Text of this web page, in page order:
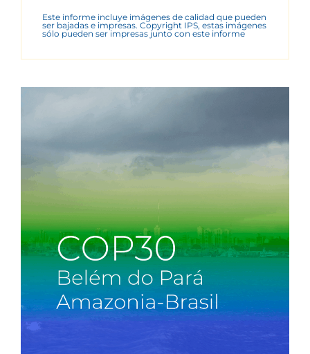
Este informe incluye imágenes de calidad que pueden
ser bajadas e impresas. Copyright IPS, estas imágenes
sólo pueden ser impresas junto con este informe